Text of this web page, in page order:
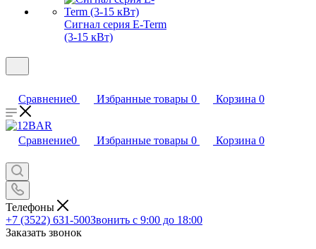
Сигнал серия E-Term
(3-15 кВт)
Сравнение0 Избранные товары 0 Корзина 0
Сравнение0 Избранные товары 0 Корзина 0
Телефоны
+7 (3522) 631-500Звонить с 9:00 до 18:00
Заказать звонок